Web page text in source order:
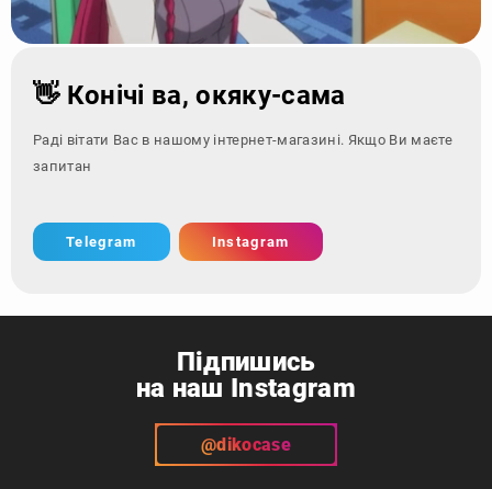
👋 Конічі ва, окяку-сама
Раді вітати Вас в нашому інтернет-магазині. Якщо Ви маєте
запитання - зверні
Telegram Instagram
Підпишись
на наш Instagram
@dikocase